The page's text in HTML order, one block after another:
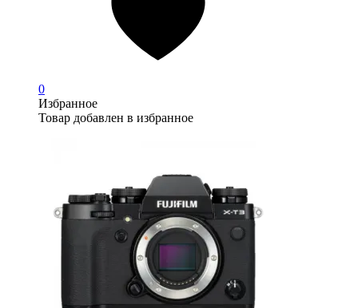
0
Избранное
Товар добавлен в избранное